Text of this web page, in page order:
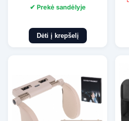
✔ Prekė sandėlyje
Dėti į krepšelį